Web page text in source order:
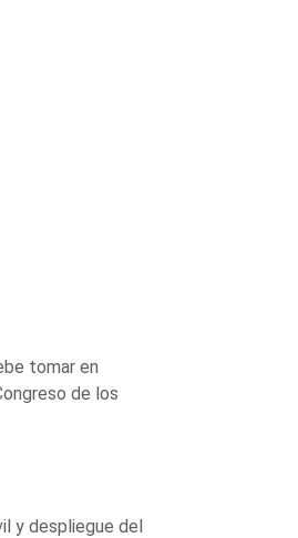
tomar en
de los
y despliegue del